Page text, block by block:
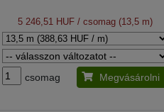
5 246,51 HUF / csomag (13,5 m)
csomag Megvásárolni